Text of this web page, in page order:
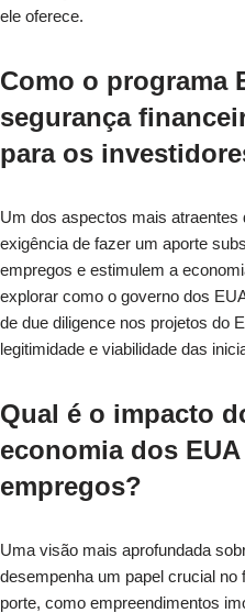
ele oferece.
Como o programa
segurança
para os
Um dos aspectos mais
exigência de fazer um aporte
empregos e estimulem a
explorar como o governo dos
de due diligence nos projetos do
legitimidade e viabilidade das
Qual é o impacto
economia dos
empregos?
Uma visão mais aprofundada
desempenha um papel crucial no
porte, como empreendimentos